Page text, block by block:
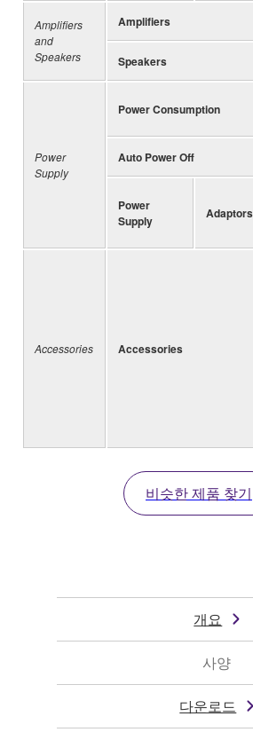
Amplifiers
and
Speakers
Amplifiers
Speakers
Power
Supply
Power Consumption
Auto Power Off
Power
Supply
Adaptors
Accessories Accessories
비슷한 제품 찾기
개요
사양
다운로드